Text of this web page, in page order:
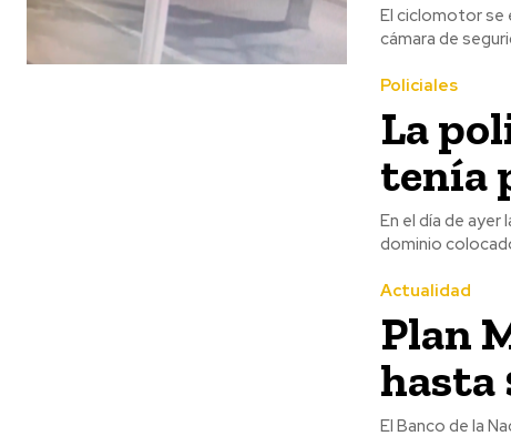
El ciclomotor se
Policiales
La
tenía
En el día de
dominio
Actualidad
Plan
hasta
El Banco de la